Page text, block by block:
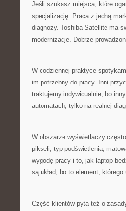
Jeśli szukasz miejsca, które
specjalizację. Praca z jedną
diagnozy. Toshiba Satellite ma
modernizacje. Dobrze
W codziennej praktyce
im potrzebny do pracy. Inni
traktujemy indywidualnie, bo
automatach, tylko na realnej
W obszarze wyświetlaczy
pikseli, typ podświetlenia,
wygodę pracy i to, jak laptop
są układ, bo to element,
Część klientów pyta też o